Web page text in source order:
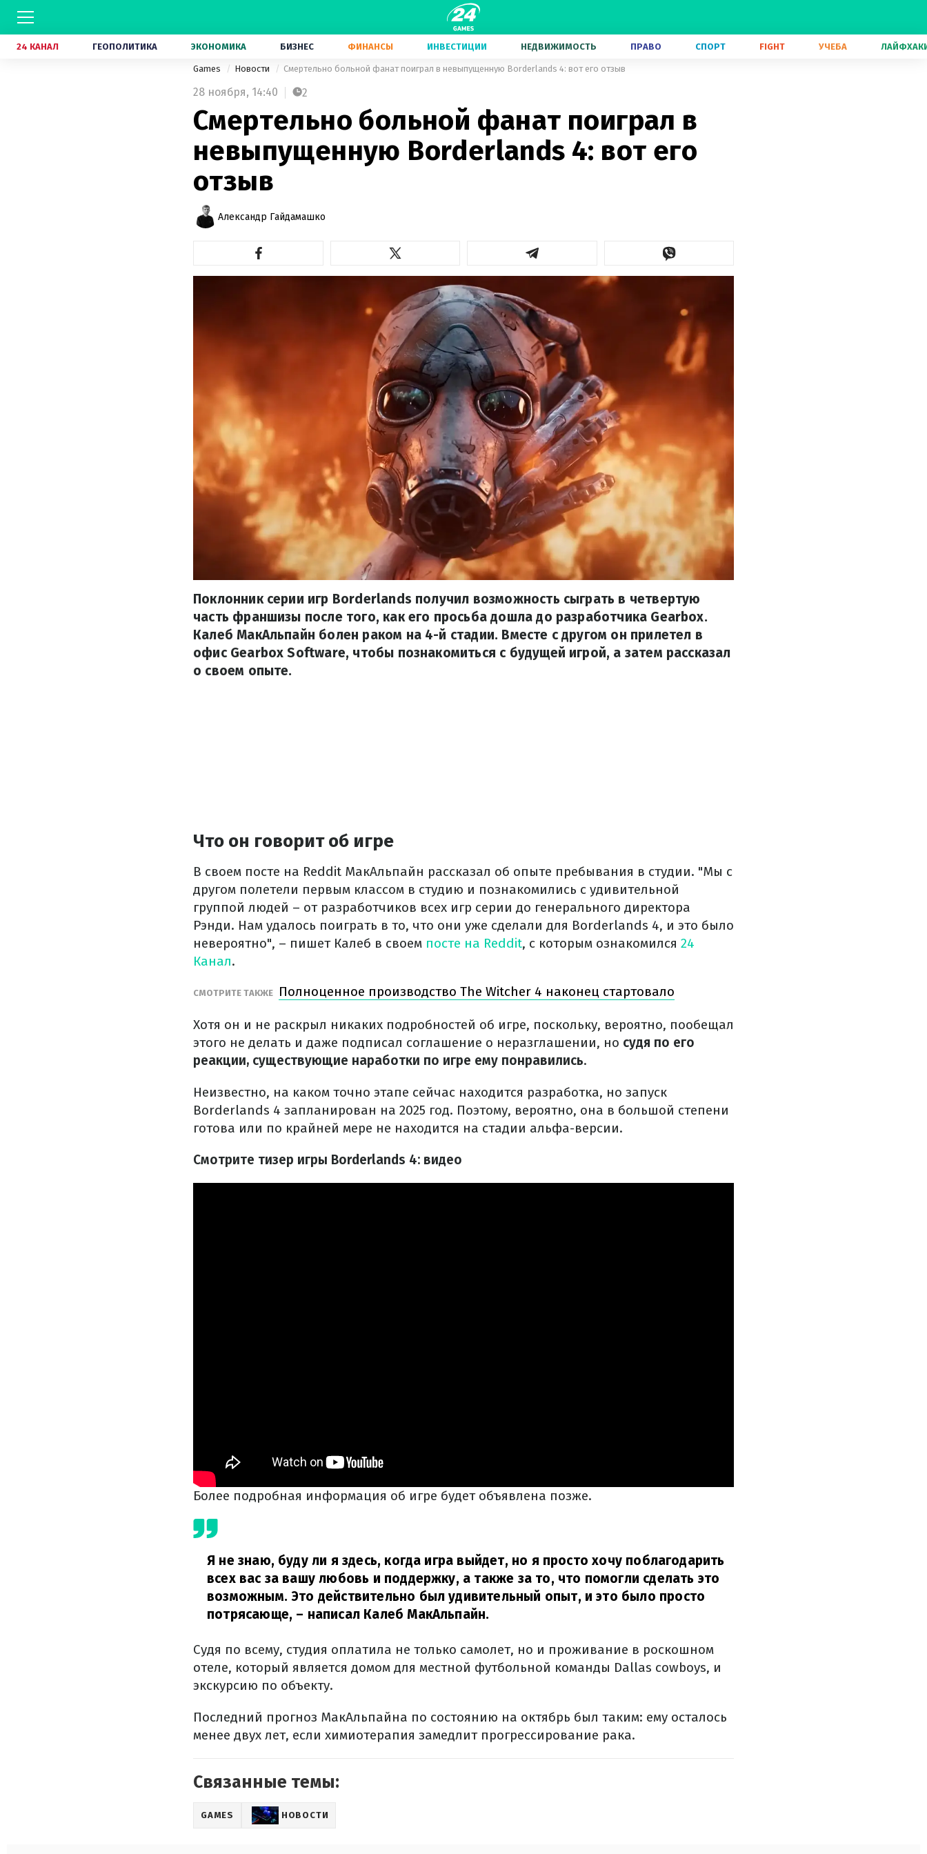
24 КАНАЛ ГЕОПОЛИТИКА ЭКОНОМИКА БИЗНЕС ФИНАНСЫ ИНВЕСТИЦИИ НЕДВИЖИМОСТЬ ПРАВО СПОРТ FIGHT УЧЕБА
Games Новости Смертельно больной фанат поиграл в невыпущенную Borderlands 4: вот его отзыв
28 ноября, 14:40 2
Смертельно больной фанат поиграл в
невыпущенную Borderlands 4: вот его
отзыв
Александр Гайдамашко
Поклонник серии игр Borderlands получил возможность сыграть в четвертую
часть франшизы после того, как его просьба дошла до разработчика Gearbox.
Калеб МакАльпайн болен раком на 4-й стадии. Вместе с другом он прилетел в
офис Gearbox Software, чтобы познакомиться с будущей игрой, а затем рассказал
о своем опыте.
Что он говорит об игре
В своем посте на Reddit МакАльпайн рассказал об опыте пребывания в студии. "Мы с
другом полетели первым классом в студию и познакомились с удивительной
группой людей – от разработчиков всех игр серии до генерального директора
Рэнди. Нам удалось поиграть в то, что они уже сделали для Borderlands 4, и это было
невероятно", – пишет Калеб в своем посте на Reddit, с которым ознакомился 24
Канал.
СМОТРИТЕ ТАКЖЕ Полноценное производство The Witcher 4 наконец стартовало
Хотя он и не раскрыл никаких подробностей об игре, поскольку, вероятно, пообещал
этого не делать и даже подписал соглашение о неразглашении, но судя по его
реакции, существующие наработки по игре ему понравились.
Неизвестно, на каком точно этапе сейчас находится разработка, но запуск
Borderlands 4 запланирован на 2025 год. Поэтому, вероятно, она в большой степени
готова или по крайней мере не находится на стадии альфа-версии.
Смотрите тизер игры Borderlands 4: видео
Более подробная информация об игре будет объявлена позже.
Я не знаю, буду ли я здесь, когда игра выйдет, но я просто хочу поблагодарить
всех вас за вашу любовь и поддержку, а также за то, что помогли сделать это
возможным. Это действительно был удивительный опыт, и это было просто
потрясающе, – написал Калеб МакАльпайн.
Судя по всему, студия оплатила не только самолет, но и проживание в роскошном
отеле, который является домом для местной футбольной команды Dallas cowboys, и
экскурсию по объекту.
Последний прогноз МакАльпайна по состоянию на октябрь был таким: ему осталось
менее двух лет, если химиотерапия замедлит прогрессирование рака.
Связанные темы:
GAMES НОВОСТИ